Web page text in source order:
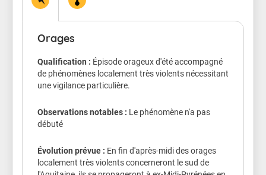
de précipitations.
Je m'abrite dans un bâtiment en dur
Je me tiens informé et j'évite de me déplacer
Je protège les biens exposés au vent ou qui
électriques
Orages
Qualification : Épisode orageux d'été accompagné
de phénomènes localement très violents nécessitant
une vigilance particulière.
Observations notables : Le phénomène n'a pas
débuté
Évolution prévue : En fin d'après-midi des orages
localement très violents concerneront le sud de